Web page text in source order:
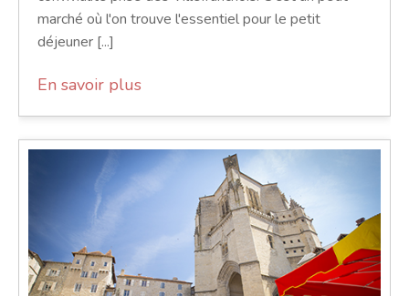
marché où l'on trouve l'essentiel pour le petit
déjeuner [...]
En savoir plus